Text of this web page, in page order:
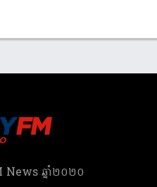
News ឆ្នាំ​២០២០